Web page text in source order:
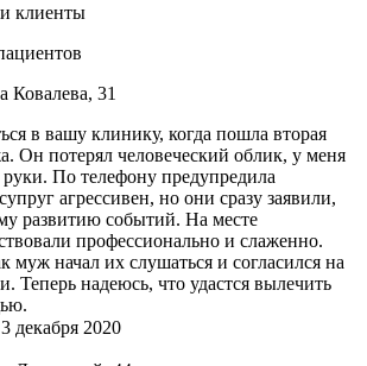
клиенты
Ковалева, 31
в вашу клинику, когда пошла вторая
Он потерял человеческий облик, у меня
По телефону предупредила
агрессивен, но они сразу заявили,
развитию событий. На месте
профессионально и слаженно.
муж начал их слушаться и согласился на
Теперь надеюсь, что удастся вылечить
3 декабря 2020